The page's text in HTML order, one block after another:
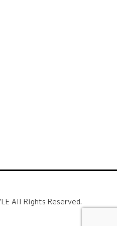
All Rights Reserved.